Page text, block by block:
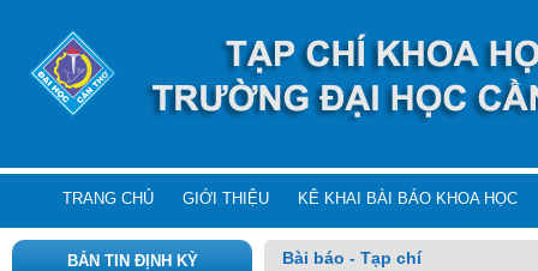
TRANG CHỦ GIỚI THIỆU KÊ KHAI BÀI BÁO KHOA HỌC
BẢN TIN ĐỊNH KỲ Bài báo - Tạp chí